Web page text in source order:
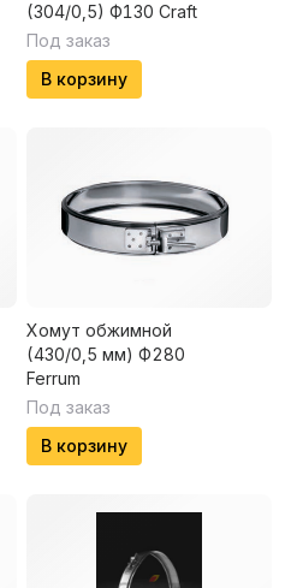
(304/0,5) Ф130 Craft
Под заказ
В корзину
Хомут обжимной
(430/0,5 мм) Ф280
Ferrum
Под заказ
В корзину